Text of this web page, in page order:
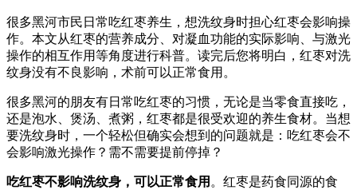
很多黑河市民日常吃红枣养生，想洗纹身时担心红枣会影响操
作。本文从红枣的营养成分、对凝血功能的实际影响、与激光
操作的相互作用等角度进行科普。读完后您将明白，红枣对洗
纹身没有不良影响，术前可以正常食用。
很多黑河的朋友有日常吃红枣的习惯，无论是当零食直接吃，
还是泡水、煲汤、煮粥，红枣都是很受欢迎的养生食材。当想
要洗纹身时，一个轻松但确实会想到的问题就是：吃红枣会不
会影响激光操作？需不需要提前停掉？
吃红枣不影响洗纹身，可以正常食用 。红枣是药食同源的食